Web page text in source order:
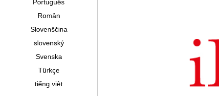
Português
Român
Slovenščina
slovenský
Svenska
Türkçe
tiếng việt